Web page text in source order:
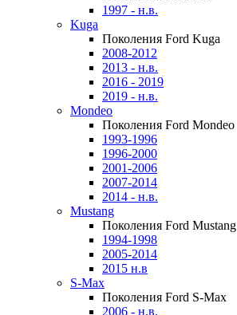
1997 - н.в.
Kuga
Поколения Ford Kuga
2008-2012
2013 - н.в.
2016 - 2019
2019 - н.в.
Mondeo
Поколения Ford Mondeo
1993-1996
1996-2000
2001-2006
2007-2014
2014 - н.в.
Mustang
Поколения Ford Mustang
1994-1998
2005-2014
2015 н.в
S-Max
Поколения Ford S-Max
2006 - н.в.